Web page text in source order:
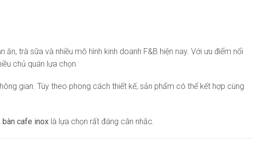
trà sữa và nhiều mô hình kinh doanh F&B hiện nay. Với ưu điểm nổi
chủ quán lựa chọn.
gian. Tùy theo phong cách thiết kế, sản phẩm có thể kết hợp cùng
bàn cafe inox là lựa chọn rất đáng cân nhắc.